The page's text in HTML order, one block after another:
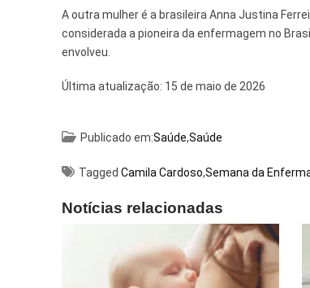
A outra mulher é a brasileira Anna Justina
considerada a pioneira da enfermagem no
envolveu.
Última atualização: 15 de maio de 2026
Publicado em:Saúde,Saúde
Tagged Camila Cardoso,Semana da
Notícias relacionadas